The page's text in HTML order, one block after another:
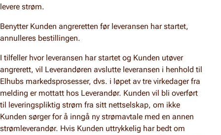
levere strøm.
Benytter Kunden angreretten før leveransen har startet,
annulleres bestillingen.
I tilfeller hvor leveransen har startet og Kunden utøver
angrerett, vil Leverandøren avslutte leveransen i henhold til
Elhubs markedsprosesser, dvs. i løpet av tre virkedager fra
melding er mottatt hos Leverandør. Kunden vil bli overført
til leveringspliktig strøm fra sitt nettselskap, om ikke
Kunden sørger for å inngå ny strømavtale med en annen
strømleverandør. Hvis Kunden uttrykkelig har bedt om